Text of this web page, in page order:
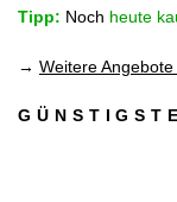
Tipp: Noch heute
→ Weitere